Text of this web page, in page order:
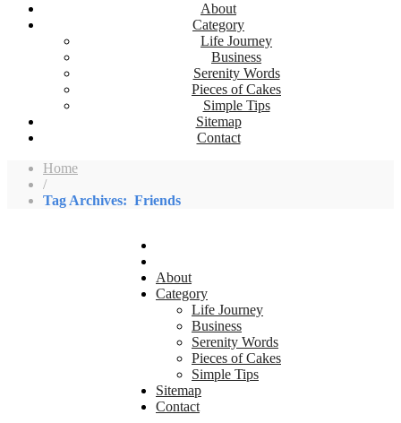
About
Category
Life Journey
Business
Serenity Words
Pieces of Cakes
Simple Tips
Sitemap
Contact
Home
/
Tag Archives: Friends
About
Category
Life Journey
Business
Serenity Words
Pieces of Cakes
Simple Tips
Sitemap
Contact